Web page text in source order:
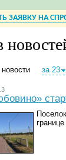
ЗАЯВКУ НА
новости за 23